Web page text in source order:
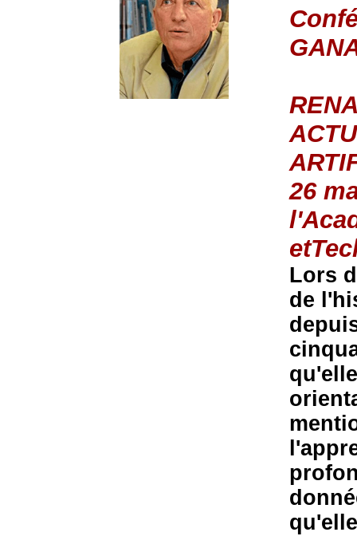
26
Lors
de